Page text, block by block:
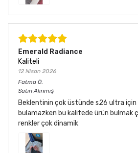
Emerald Radiance
Kaliteli
12 Nisan 2026
Fatma Ö.
Satın Alınmış
Beklentinin çok üstünde s26 ultra için
bulamazken bu kalitede ürün bulmak
renkler çok dinamik